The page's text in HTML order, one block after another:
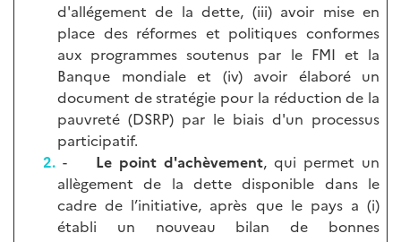
d'allégement de la dette, (iii) avoir mise en
place des réformes et politiques conformes
aux programmes soutenus par le FMI et la
Banque mondiale et (iv) avoir élaboré un
document de stratégie pour la réduction de la
pauvreté (DSRP) par le biais d'un processus
participatif.
- Le point d'achèvement, qui permet un
allègement de la dette disponible dans le
cadre de l’initiative, après que le pays a (i)
établi un nouveau bilan de bonnes